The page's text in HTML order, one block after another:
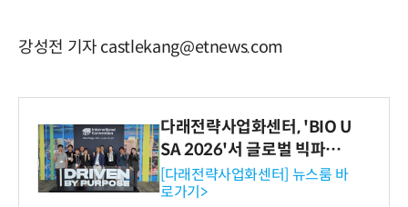
강성전 기자 castlekang@etnews.com
다래전략사업화센터, 'BIO U
SA 2026'서 글로벌 빅파마
와의 비즈니스 미팅 지원…K
-바이오 해외 진출 교두보 확
[다래전략사업화센터] 뉴스룸 바
로가기>